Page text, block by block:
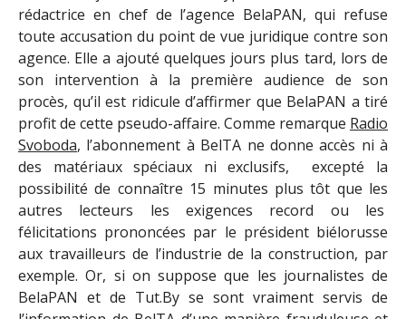
rédactrice en chef de l’agence BelaPAN, qui refuse
toute accusation du point de vue juridique contre son
agence. Elle a ajouté quelques jours plus tard, lors de
son intervention à la première audience de son
procès, qu’il est ridicule d’affirmer que BelaPAN a tiré
profit de cette pseudo-affaire. Comme remarque Radio
Svoboda, l’abonnement à BelTA ne donne accès ni à
des matériaux spéciaux ni exclusifs, excepté la
possibilité de connaître 15 minutes plus tôt que les
autres lecteurs les exigences record ou les
félicitations prononcées par le président biélorusse
aux travailleurs de l’industrie de la construction, par
exemple. Or, si on suppose que les journalistes de
BelaPAN et de Tut.By se sont vraiment servis de